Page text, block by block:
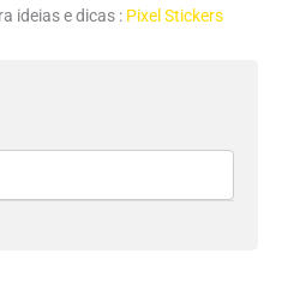
ideias e dicas : Pixel Stickers